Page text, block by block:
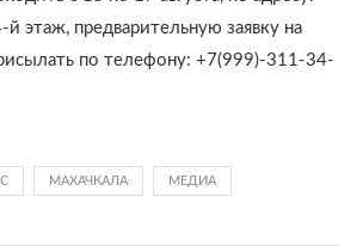
этаж, предварительную заявку на
по телефону: +7(999)-311-34-
МАХАЧКАЛА МЕДИА